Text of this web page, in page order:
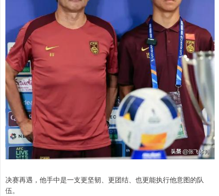
决赛再遇，他手中是一支更坚韧、更团结、也更能执行他意图的队
伍。